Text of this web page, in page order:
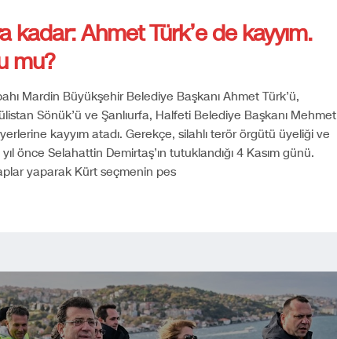
kadar: Ahmet Türk’e de kayyım.
mu?
Mardin Büyükşehir Belediye Başkanı Ahmet Türk’ü,
Sönük’ü ve Şanlıurfa, Halfeti Belediye Başkanı Mehmet
kayyım atadı. Gerekçe, silahlı terör örgütü üyeliği ve
önce Selahattin Demirtaş’ın tutuklandığı 4 Kasım günü.
yaparak Kürt seçmenin pes